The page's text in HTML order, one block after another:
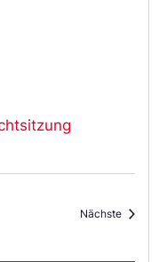
Nächste